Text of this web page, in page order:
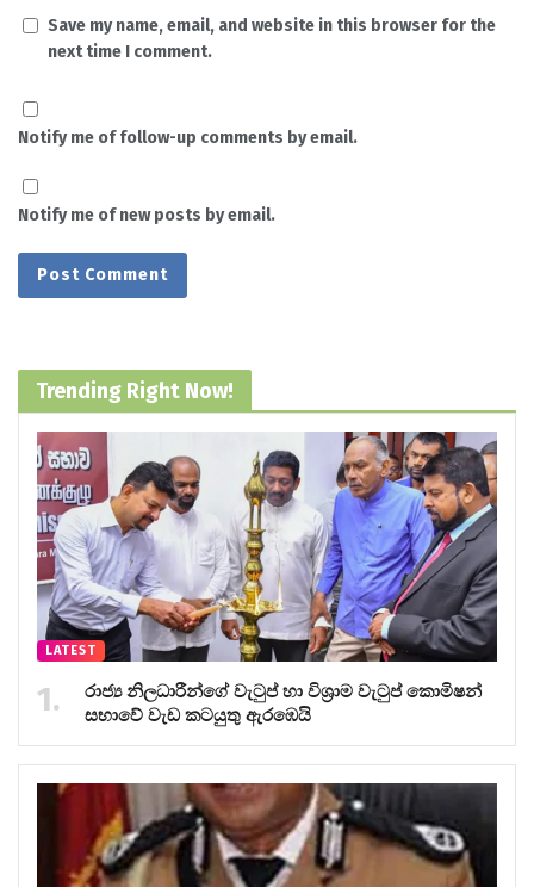
Save my name, email, and website in this browser for the
next time I comment.
Notify me of follow-up comments by email.
Notify me of new posts by email.
Trending Right Now!
LATEST
රාජ්‍ය නිලධාරීන්ගේ වැටුප් හා විශ්‍රාම වැටුප් කොමිෂන්
සභාවේ වැඩ කටයුතු ඇරඹෙයි